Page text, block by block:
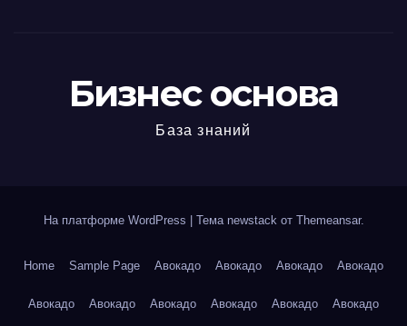
Бизнес основа
База знаний
На платформе WordPress Тема newstack от Themeansar.
Home Sample Page Авокадо Авокадо Авокадо Авокадо
Авокадо Авокадо Авокадо Авокадо Авокадо Авокадо